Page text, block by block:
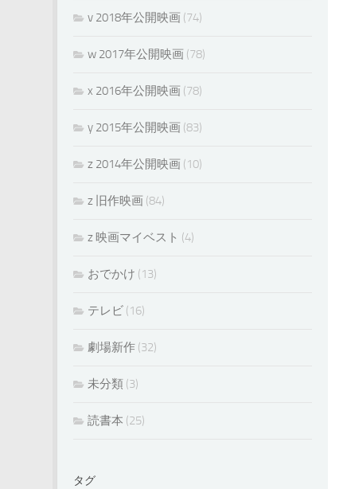
v 2018年公開映画 (74)
w 2017年公開映画 (78)
x 2016年公開映画 (78)
y 2015年公開映画 (83)
z 2014年公開映画 (10)
z 旧作映画 (84)
z 映画マイベスト (4)
おでかけ (13)
テレビ (16)
劇場新作 (32)
未分類 (3)
読書本 (25)
タグ